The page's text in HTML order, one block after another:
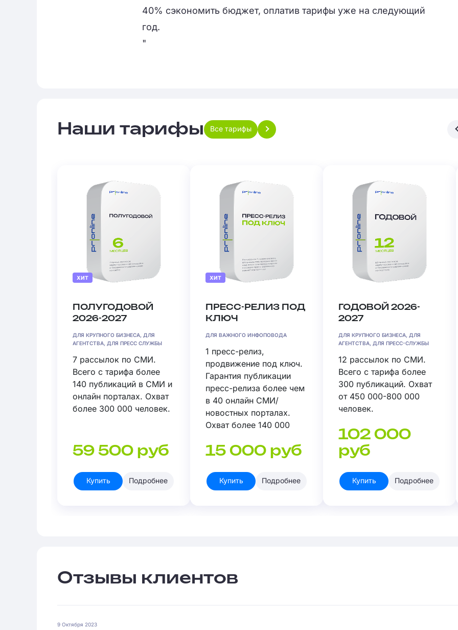
40% сэкономить бюджет, оплатив тарифы уже на следующий
год.
"
Наши тарифы Все тарифы
ХИТ
ПОЛУГОДОВОЙ
2026-2027
ДЛЯ КРУПНОГО БИЗНЕСА, ДЛЯ
АГЕНТСТВА, ДЛЯ ПРЕСС СЛУЖБЫ
7 рассылок по СМИ.
Всего с тарифа более
140 публикаций в СМИ и
онлайн порталах. Охват
более 300 000 человек.
59 500 руб
Купить Подробнее
ХИТ
ПРЕСС-РЕЛИЗ ПОД
КЛЮЧ
ДЛЯ ВАЖНОГО ИНФОПОВОДА
1 пресс-релиз,
продвижение под ключ.
Гарантия публикации
пресс-релиза более чем
в 40 онлайн СМИ/
новостных порталах.
Охват более 140 000
15 000 руб
Купить Подробнее
ГОДОВОЙ 2026-
2027
ДЛЯ КРУПНОГО БИЗНЕСА, ДЛЯ
АГЕНТСТВА, ДЛЯ ПРЕСС-СЛУЖБЫ
12 рассылок по СМИ.
Всего с тарифа более
300 публикаций. Охват
от 450 000-800 000
человек.
102 000
руб
Купить Подробнее
Отзывы клиентов
9 Октября 2023